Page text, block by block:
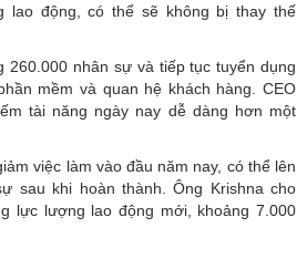
lao động, có thể sẽ không bị thay thế
260.000 nhân sự và tiếp tục tuyển dụng
mềm và quan hệ khách hàng. CEO
tài năng ngày nay dễ dàng hơn một
việc làm vào đầu năm nay, có thể lên
sau khi hoàn thành. Ông Krishna cho
lực lượng lao động mới, khoảng 7.000